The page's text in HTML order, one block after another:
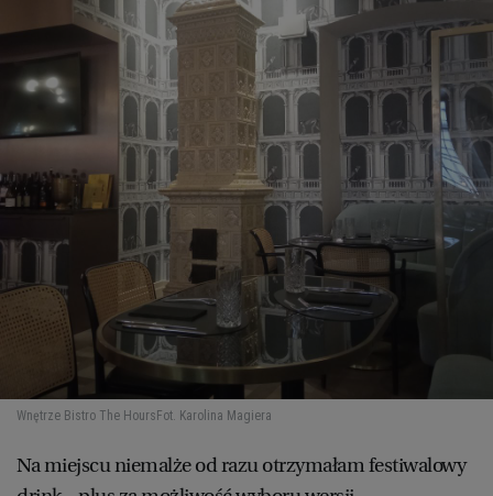
Wnętrze Bistro The HoursFot. Karolina Magiera
Na miejscu niemalże od razu otrzymałam festiwalowy